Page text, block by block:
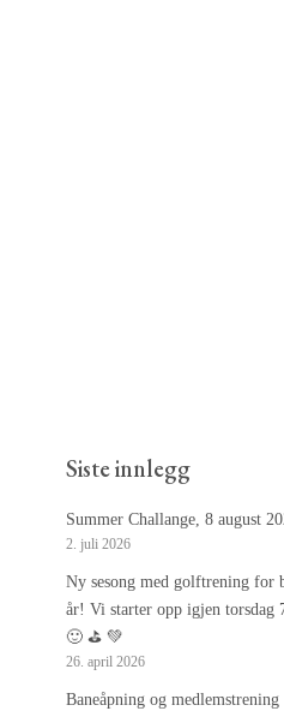
Siste innlegg
Summer Challange, 8 august
2. juli 2026
Ny sesong med golftrening for
år! Vi starter opp igjen torsdag
🙂 ⛳️ 💚
26. april 2026
Baneåpning og medlemstrening